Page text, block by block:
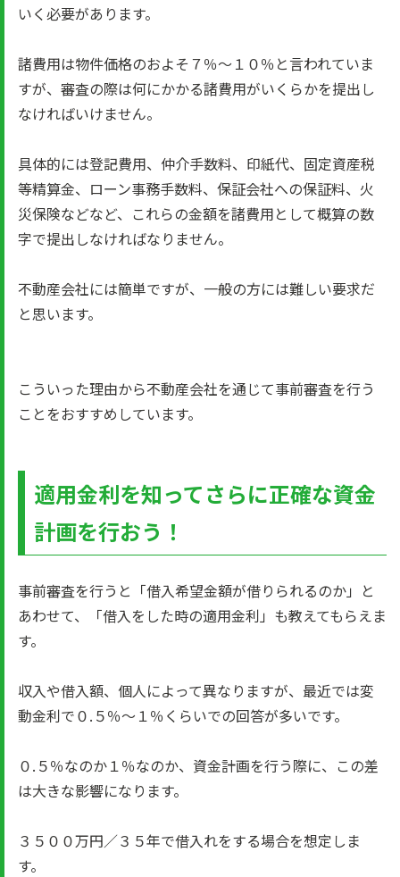
いく必要があります。
諸費用は物件価格のおよそ７％～１０％と言われていま
すが、審査の際は何にかかる諸費用がいくらかを提出し
なければいけません。
具体的には登記費用、仲介手数料、印紙代、固定資産税
等精算金、ローン事務手数料、保証会社への保証料、火
災保険などなど、これらの金額を諸費用として概算の数
字で提出しなければなりません。
不動産会社には簡単ですが、一般の方には難しい要求だ
と思います。
こういった理由から不動産会社を通じて事前審査を行う
ことをおすすめしています。
適用金利を知ってさらに正確な資金
計画を行おう！
事前審査を行うと「借入希望金額が借りられるのか」と
あわせて、「借入をした時の適用金利」も教えてもらえま
す。
収入や借入額、個人によって異なりますが、最近では変
動金利で０.５％～１％くらいでの回答が多いです。
０.５％なのか１％なのか、資金計画を行う際に、この差
は大きな影響になります。
３５００万円／３５年で借入れをする場合を想定しま
す。